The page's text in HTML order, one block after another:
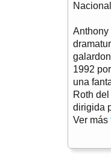
Anthony
1992
una
Roth
dirigida
Ver más